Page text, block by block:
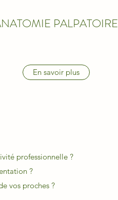
PALPATOIRE
En savoir plus
professionnelle ?
?
vos proches ?